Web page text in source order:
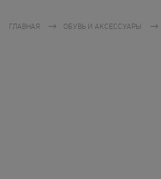
ГЛАВНАЯ ОБУВЬ И АКСЕССУАРЫ